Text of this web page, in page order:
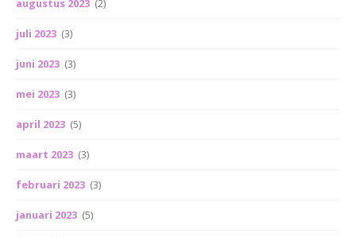
augustus 2023 (2)
juli 2023 (3)
juni 2023 (3)
mei 2023 (3)
april 2023 (5)
maart 2023 (3)
februari 2023 (3)
januari 2023 (5)